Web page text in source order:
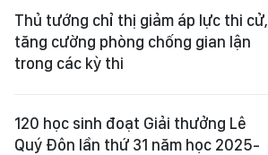
Thủ tướng chỉ thị giảm áp lực thi cử,
tăng cường phòng chống gian lận
trong các kỳ thi
120 học sinh đoạt Giải thưởng Lê
Quý Đôn lần thứ 31 năm học 2025-